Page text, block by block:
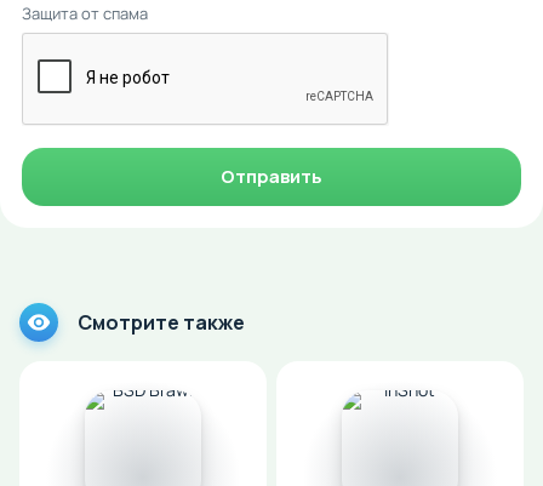
Защита от спама
Отправить
Смотрите также